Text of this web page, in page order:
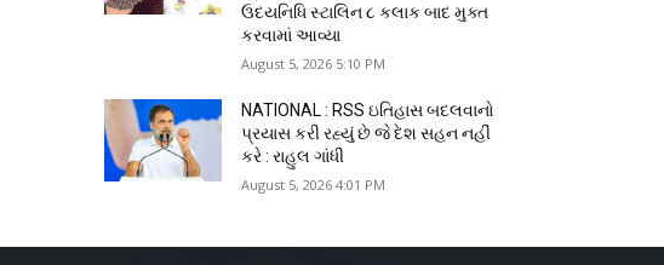
ઉદયનિધિ સ્ટાલિન ૮ કલાક બાદ મુક્ત
કરવામાં આવ્યા
August 5, 2026 5:10 PM
NATIONAL : RSS ઇતિહાસ બદલવાનો
પ્રયાસ કરી રહ્યું છે જે દેશ સહન નહીં
કરે : રાહુલ ગાંધી
August 5, 2026 4:01 PM